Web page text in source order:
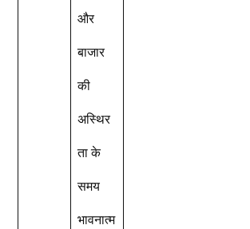
और
बाजार
की
अस्थिर
ता के
समय
भावनात्म